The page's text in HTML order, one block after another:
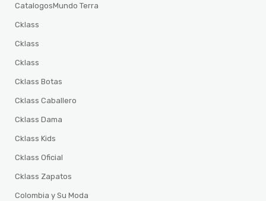
CatalogosMundo Terra
Cklass
Cklass
Cklass
Cklass Botas
Cklass Caballero
Cklass Dama
Cklass Kids
Cklass Oficial
Cklass Zapatos
Colombia y Su Moda